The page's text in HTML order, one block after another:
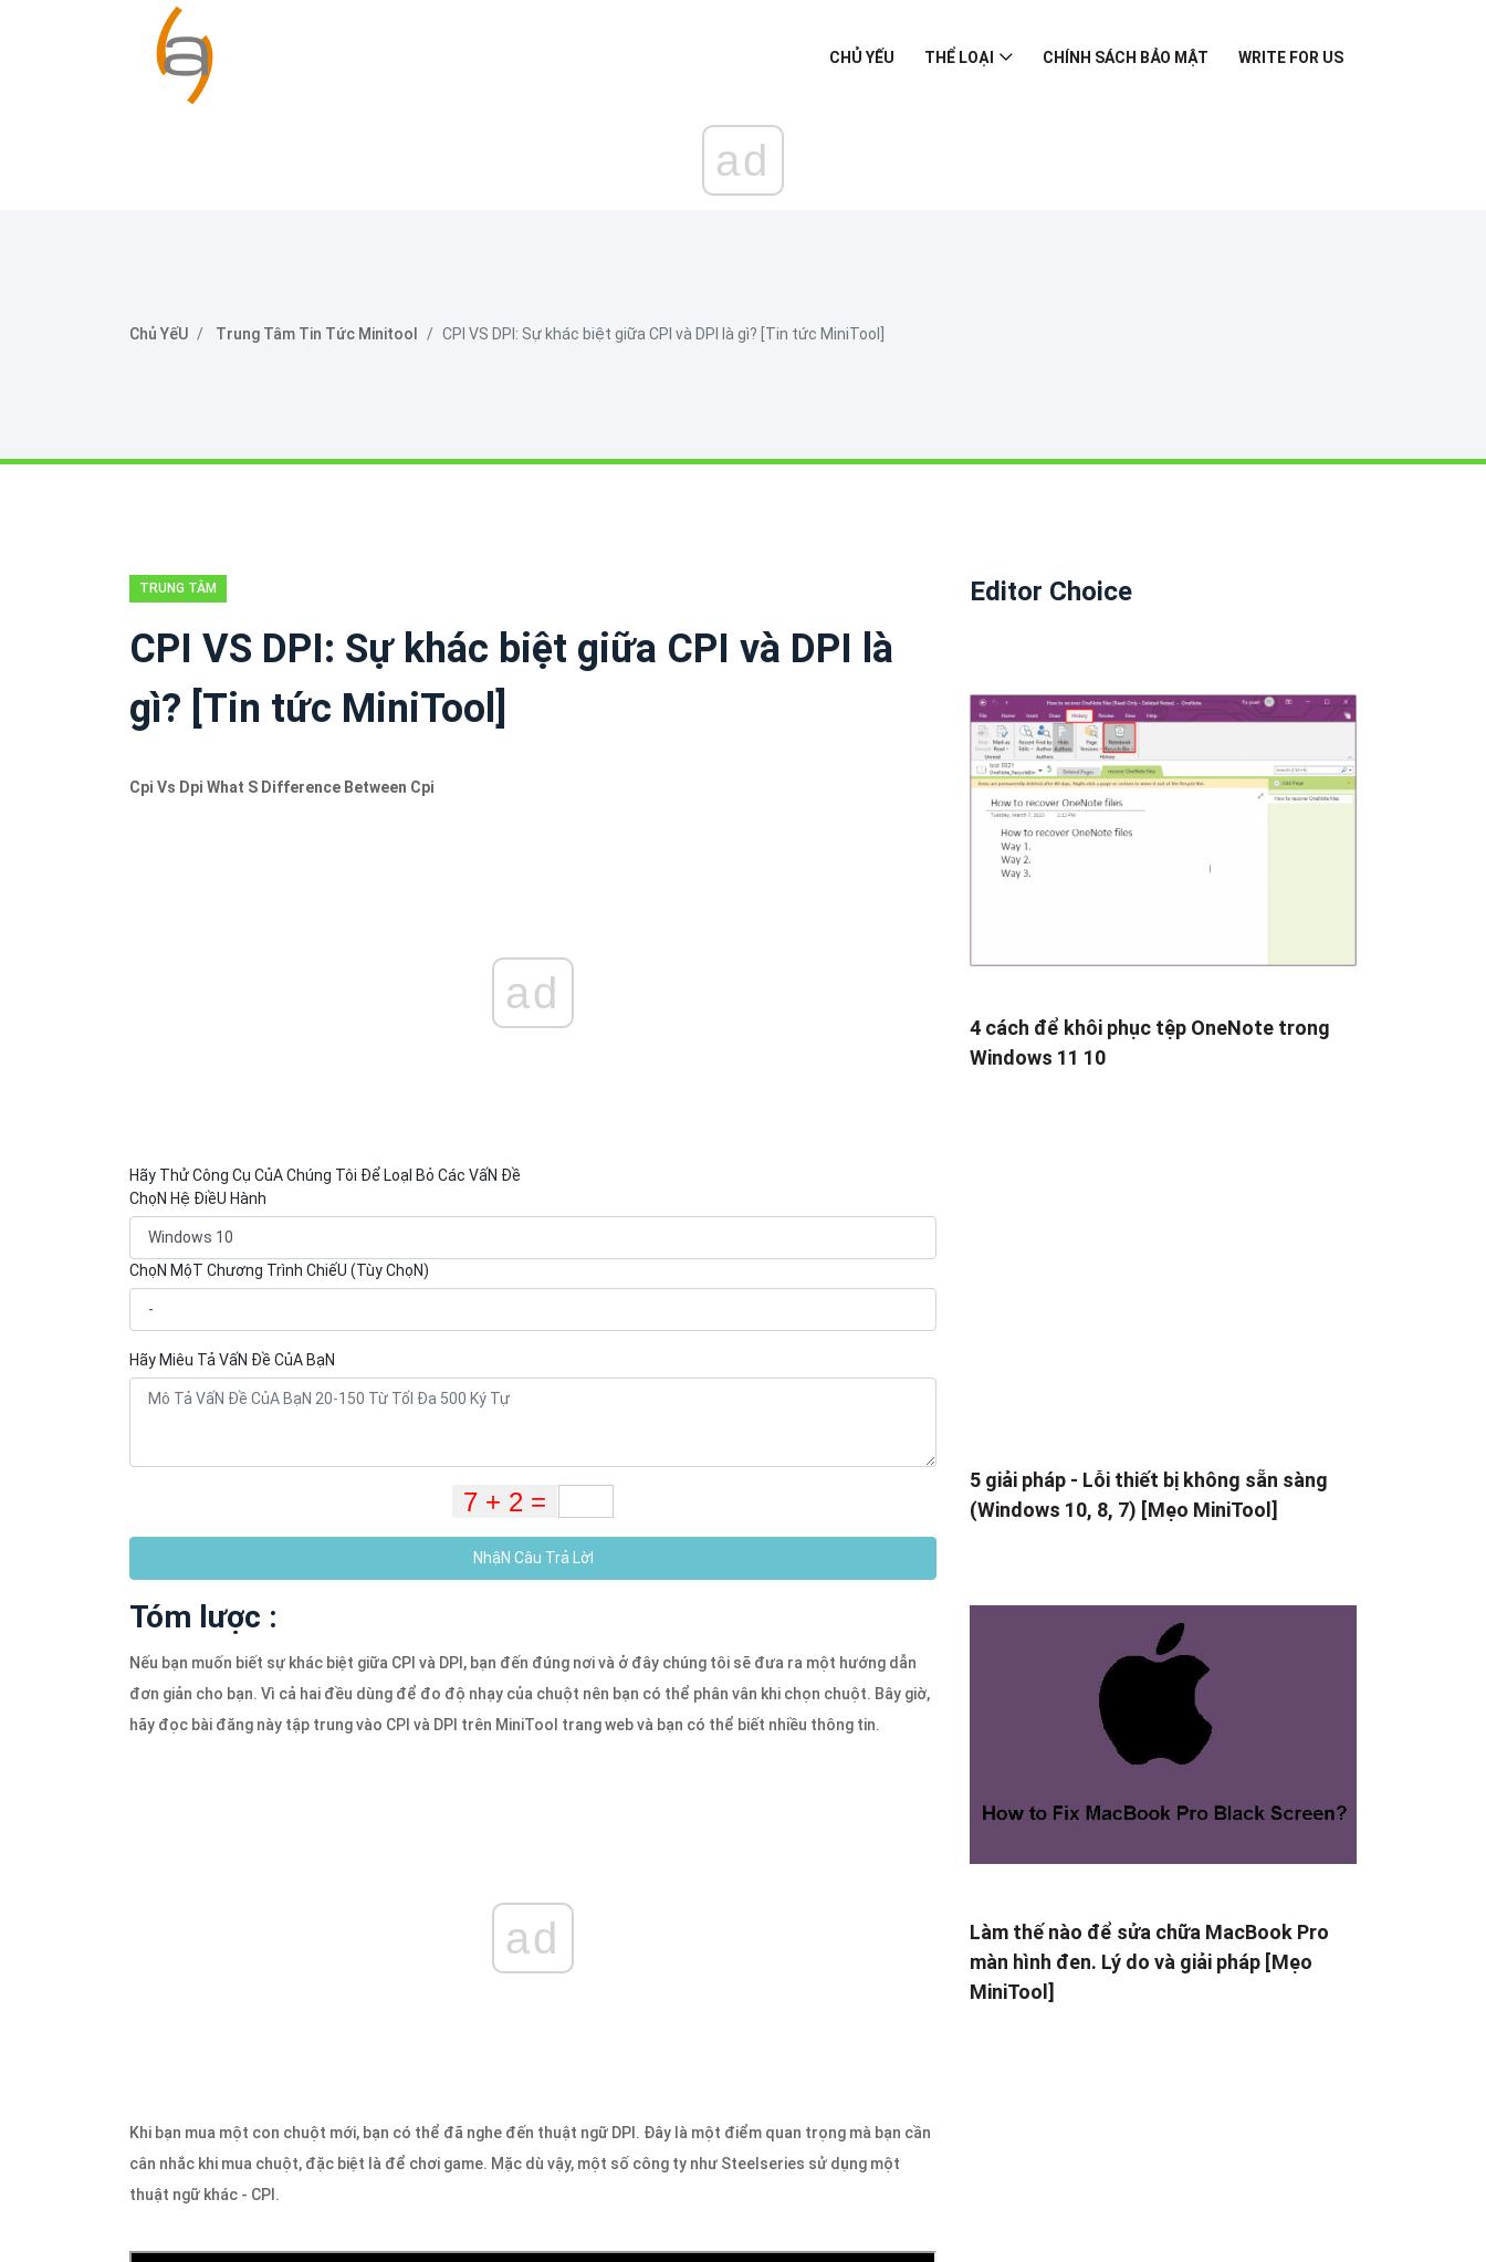
CHỦ YẾU THỂ LOẠI CHÍNH SÁCH BẢO MẬT WRITE FOR US
ad
Chủ YếU Trung Tâm Tin Tức Minitool CPI VS DPI: Sự khác biệt giữa CPI và DPI là gì? [Tin tức MiniTool]
TRUNG TÂM
MINITOOL
CPI VS DPI: Sự khác biệt giữa CPI và DPI là
gì? [Tin tức MiniTool]
Cpi Vs Dpi What S Difference Between Cpi
ad
Hãy Thử Công Cụ CủA Chúng Tôi Để LoạI Bỏ Các VấN Đề
ChọN Hệ ĐiềU Hành
ChọN MộT Chương Trình ChiếU (Tùy ChọN)
Hãy Miêu Tả VấN Đề CủA BạN
NhậN Câu Trả LờI
Tóm lược :
Nếu bạn muốn biết sự khác biệt giữa CPI và DPI, bạn đến đúng nơi và ở đây chúng tôi sẽ đưa ra một hướng dẫn
đơn giản cho bạn. Vì cả hai đều dùng để đo độ nhạy của chuột nên bạn có thể phân vân khi chọn chuột. Bây giờ,
hãy đọc bài đăng này tập trung vào CPI và DPI trên MiniTool trang web và bạn có thể biết nhiều thông tin.
ad
Khi bạn mua một con chuột mới, bạn có thể đã nghe đến thuật ngữ DPI. Đây là một điểm quan trọng mà bạn cần
cân nhắc khi mua chuột, đặc biệt là để chơi game. Mặc dù vậy, một số công ty như Steelseries sử dụng một
thuật ngữ khác - CPI.
Editor Choice
4 cách để khôi phục tệp OneNote trong
Windows 11 10
5 giải pháp - Lỗi thiết bị không sẵn sàng
(Windows 10, 8, 7) [Mẹo MiniTool]
Làm thế nào để sửa chữa MacBook Pro
màn hình đen. Lý do và giải pháp [Mẹo
MiniTool]